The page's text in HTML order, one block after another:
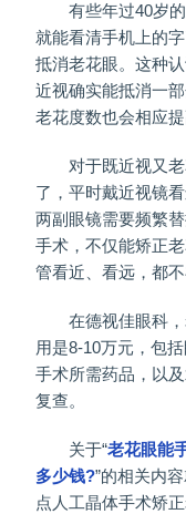
有些年过40岁的
就能看清手机上的
抵消老花眼。这种
近视确实能抵消一
老花度数也会相应
对于既近视又老
了，平时戴近视镜
两副眼镜需要频繁
手术，不仅能矫正
管看近、看远，都
在德视佳眼科，
用是8-10万元，包
手术所需药品，以
复查。
关于“老花眼能
多少钱?”的相关内
点人工晶体手术矫